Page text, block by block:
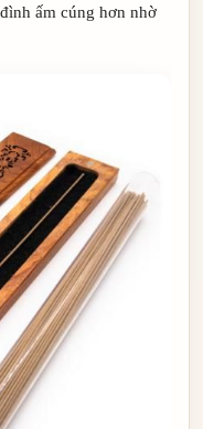
ấm cúng hơn nhờ